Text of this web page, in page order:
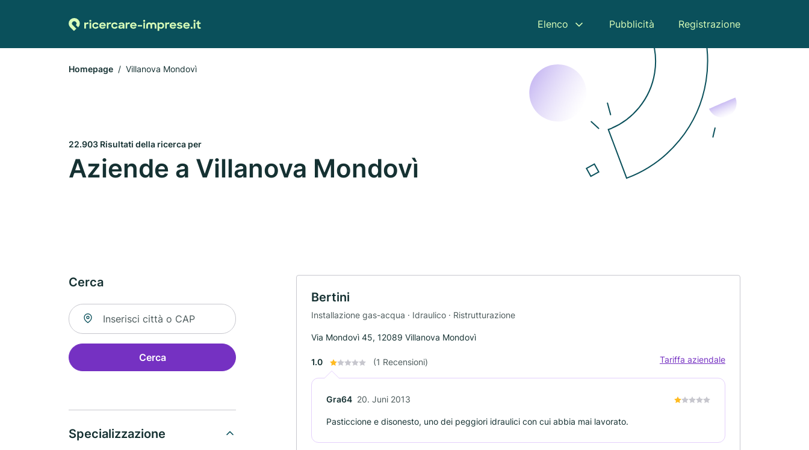
Elenco Pubblicità Registrazione
Homepage Villanova Mondovì
22.903 Risultati della ricerca per
Aziende a Villanova Mondovì
Cerca
Cerca una località
Cerca
Specializzazione
Bertini
Installazione gas-acqua · Idraulico · Ristrutturazione
Via Mondovì 45, 12089 Villanova Mondovì
1.0 (1 Recensioni) Tariffa aziendale
Gra64 20. Juni 2013
Pasticcione e disonesto, uno dei peggiori idraulici con cui abbia mai lavorato.